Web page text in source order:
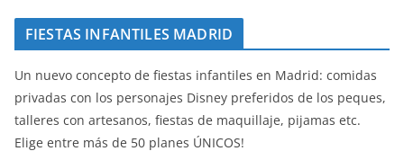
FIESTAS INFANTILES MADRID
Un nuevo concepto de fiestas infantiles en Madrid: comidas
privadas con los personajes Disney preferidos de los peques,
talleres con artesanos, fiestas de maquillaje, pijamas etc.
Elige entre más de 50 planes ÚNICOS!